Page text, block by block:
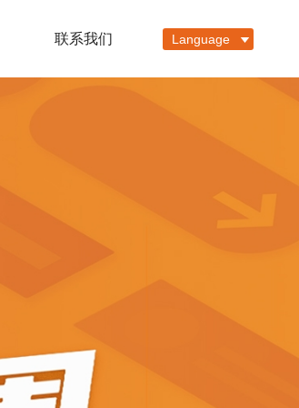
联系我们 Language